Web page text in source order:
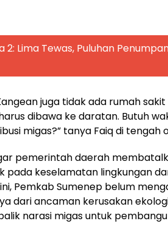
2: Lima Tewas, Puluhan
juga tidak ada rumah
dibawa ke daratan. Butuh
migas?” tanya Faiq di tengah
pemerintah daerah
pada keselamatan lingkungan
Pemkab Sumenep belum
dari ancaman kerusakan
narasi migas untuk